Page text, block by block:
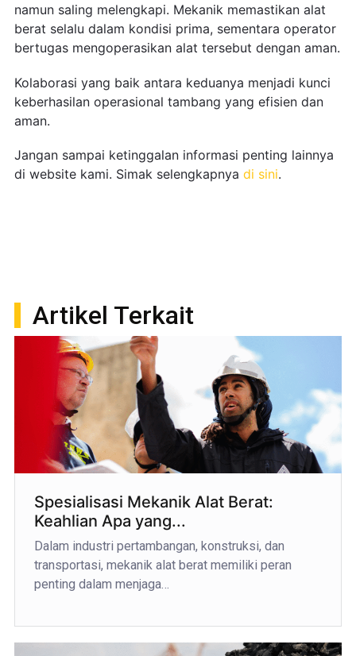
namun saling melengkapi. Mekanik memastikan alat
berat selalu dalam kondisi prima, sementara operator
bertugas mengoperasikan alat tersebut dengan aman.
Kolaborasi yang baik antara keduanya menjadi kunci
keberhasilan operasional tambang yang efisien dan
aman.
Jangan sampai ketinggalan informasi penting lainnya
di website kami. Simak selengkapnya di sini.
Artikel Terkait
Spesialisasi Mekanik Alat Berat:
Keahlian Apa yang...
Dalam industri pertambangan, konstruksi, dan
transportasi, mekanik alat berat memiliki peran
penting dalam menjaga…